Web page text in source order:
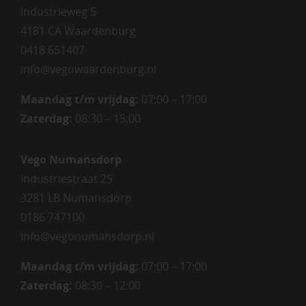
Industrieweg 5
4181 CA Waardenburg
0418 651407
info@vegowaardenburg.nl
Maandag t/m vrijdag: 07:00 – 17:00
Zaterdag: 08:30 – 15:00
Vego Numansdorp
Industriestraat 25
3281 LB Numansdorp
0186 747100
info@vegonumansdorp.nl
Maandag t/m vrijdag: 07:00 – 17:00
Zaterdag: 08:30 – 12:00